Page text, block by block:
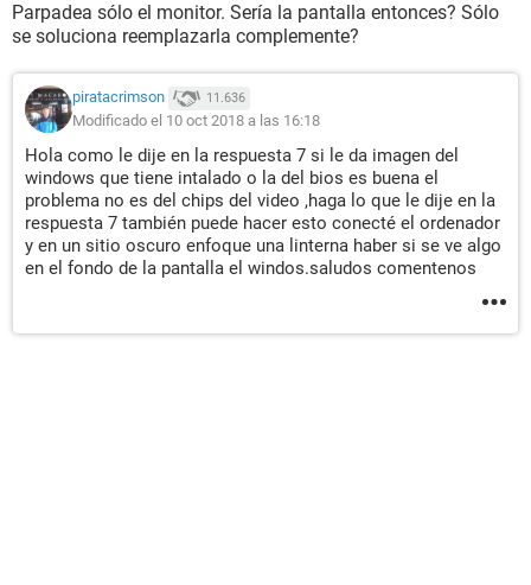
Parpadea sólo el monitor. Sería la pantalla entonces? Sólo
se soluciona reemplazarla complemente?
piratacrimson 11.636
Modificado el 10 oct 2018 a las 16:18
Hola como le dije en la respuesta 7 si le da imagen del
windows que tiene intalado o la del bios es buena el
problema no es del chips del video ,haga lo que le dije en la
respuesta 7 también puede hacer esto conecté el ordenador
y en un sitio oscuro enfoque una linterna haber si se ve algo
en el fondo de la pantalla el windos.saludos comentenos